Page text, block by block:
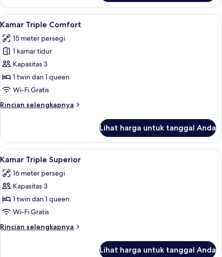
Kamar
Double
atau
Superior
Lihat
semua
foto
untuk
Kamar
Triple
Comfort
Brankas, meja kerja, ruang kerja
6
Kamar Triple Comfort
15 meter persegi
1 kamar tidur
Kapasitas 3
1 twin dan 1 queen
Wi-Fi Gratis
Rincian selengkapnya
Rincian
Kamar
Triple
Comfort
Lihat harga untuk tanggal Anda
Lihat
semua
foto
untuk
Kamar
Triple
Superior
Brankas, meja kerja, ruang kerja
5
Kamar Triple Superior
16 meter persegi
Kapasitas 3
1 twin dan 1 queen
Wi-Fi Gratis
Rincian selengkapnya
Rincian
Lihat harga untuk tanggal Anda